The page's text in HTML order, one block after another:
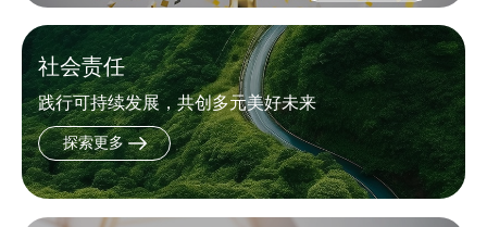
技有限公司被认定为“山
东省制造业单项冠军企
业”
社会责任
践行可持续发展，共创多元美好未来
探索更多